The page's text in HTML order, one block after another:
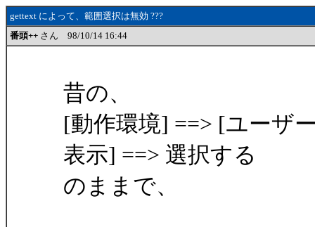
gettext によって、範囲選択は無効 ???
番頭++ さん 98/10/14 16:44
昔の、
[動作環境] ==> [ユーザ
表示] ==> 選択する
のままで、